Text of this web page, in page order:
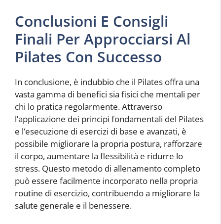
Conclusioni E Consigli
Finali Per Approcciarsi Al
Pilates Con Successo
In conclusione, è indubbio che il Pilates offra una
vasta gamma di benefici sia fisici che mentali per
chi lo pratica regolarmente. Attraverso
l’applicazione dei principi fondamentali del Pilates
e l’esecuzione di esercizi di base e avanzati, è
possibile migliorare la propria postura, rafforzare
il corpo, aumentare la flessibilità e ridurre lo
stress. Questo metodo di allenamento completo
può essere facilmente incorporato nella propria
routine di esercizio, contribuendo a migliorare la
salute generale e il benessere.